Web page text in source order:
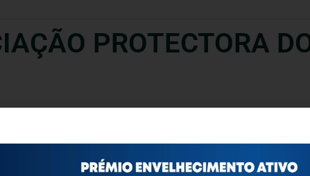
PROTECTORA